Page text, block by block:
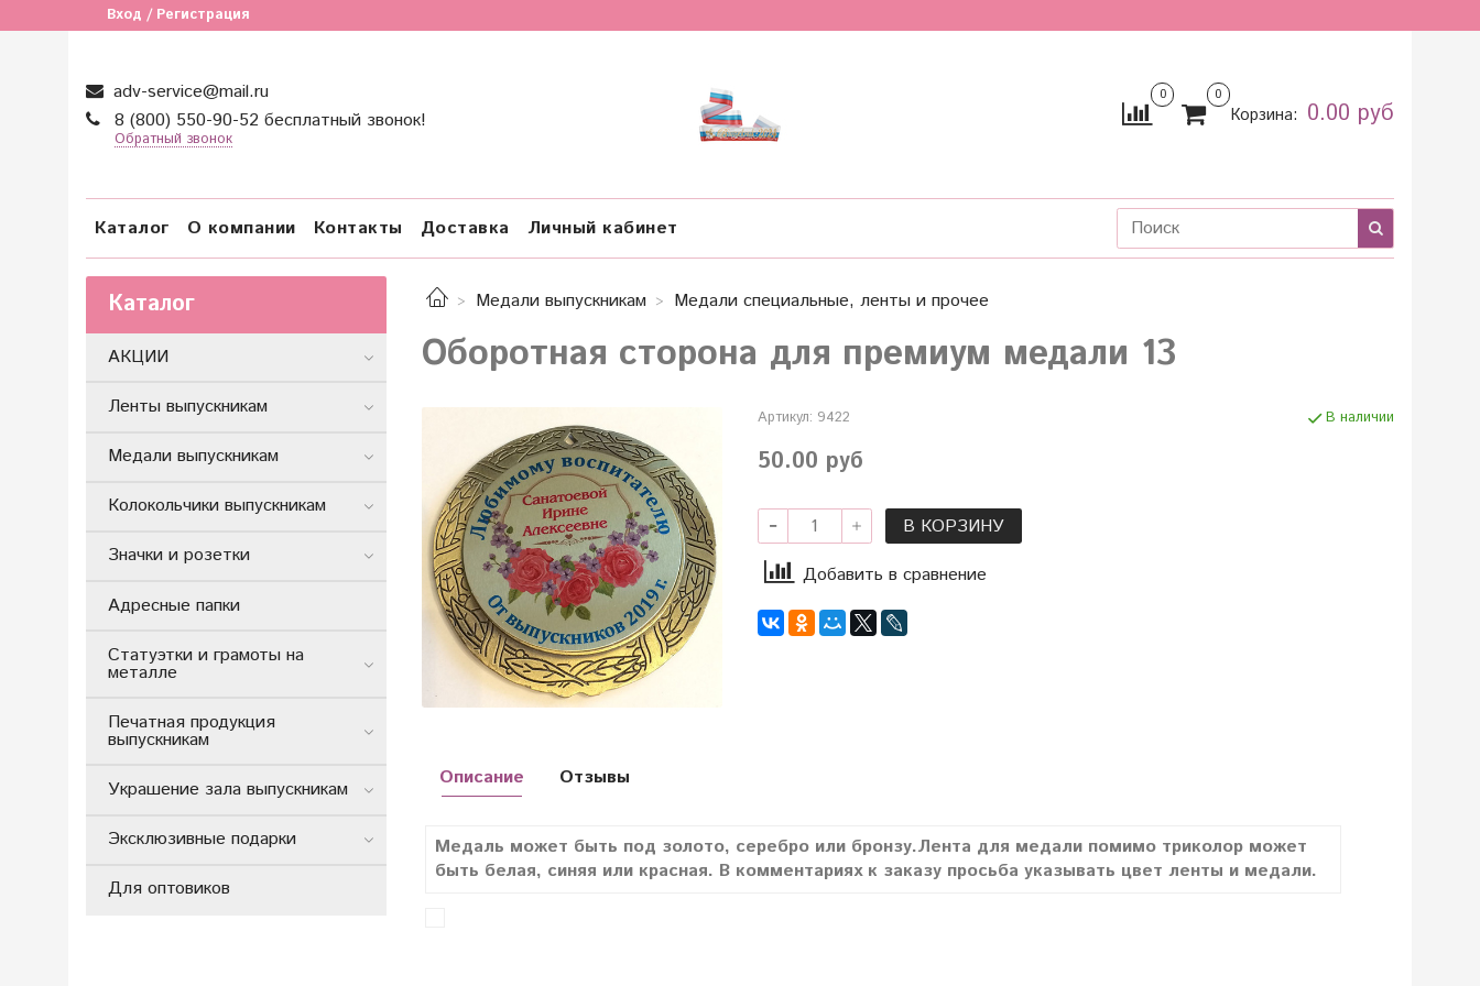
Вход / Регистрация
adv-service@mail.ru
8 (800) 550-90-52 бесплатный звонок!
Обратный звонок
0 0
Корзина: 0.00 руб
Каталог О компании Контакты Доставка Личный кабинет
Медали выпускникам Медали специальные, ленты и прочее
Оборотная сторона для премиум медали 13
Артикул: 9422 В наличии
50.00 руб
В КОРЗИНУ
Добавить в сравнение
Описание
Медаль может быть под золото, серебро или бронзу.Лента для медали помимо триколор может
быть белая, синяя или красная. В комментариях к заказу просьба указывать цвет ленты и медали.
Отзывы
Каталог
АКЦИИ
Ленты выпускникам
Медали выпускникам
Колокольчики выпускникам
Значки и розетки
Адресные папки
Статуэтки и грамоты на
металле
Печатная продукция
выпускникам
Украшение зала выпускникам
Эксклюзивные подарки
Для оптовиков